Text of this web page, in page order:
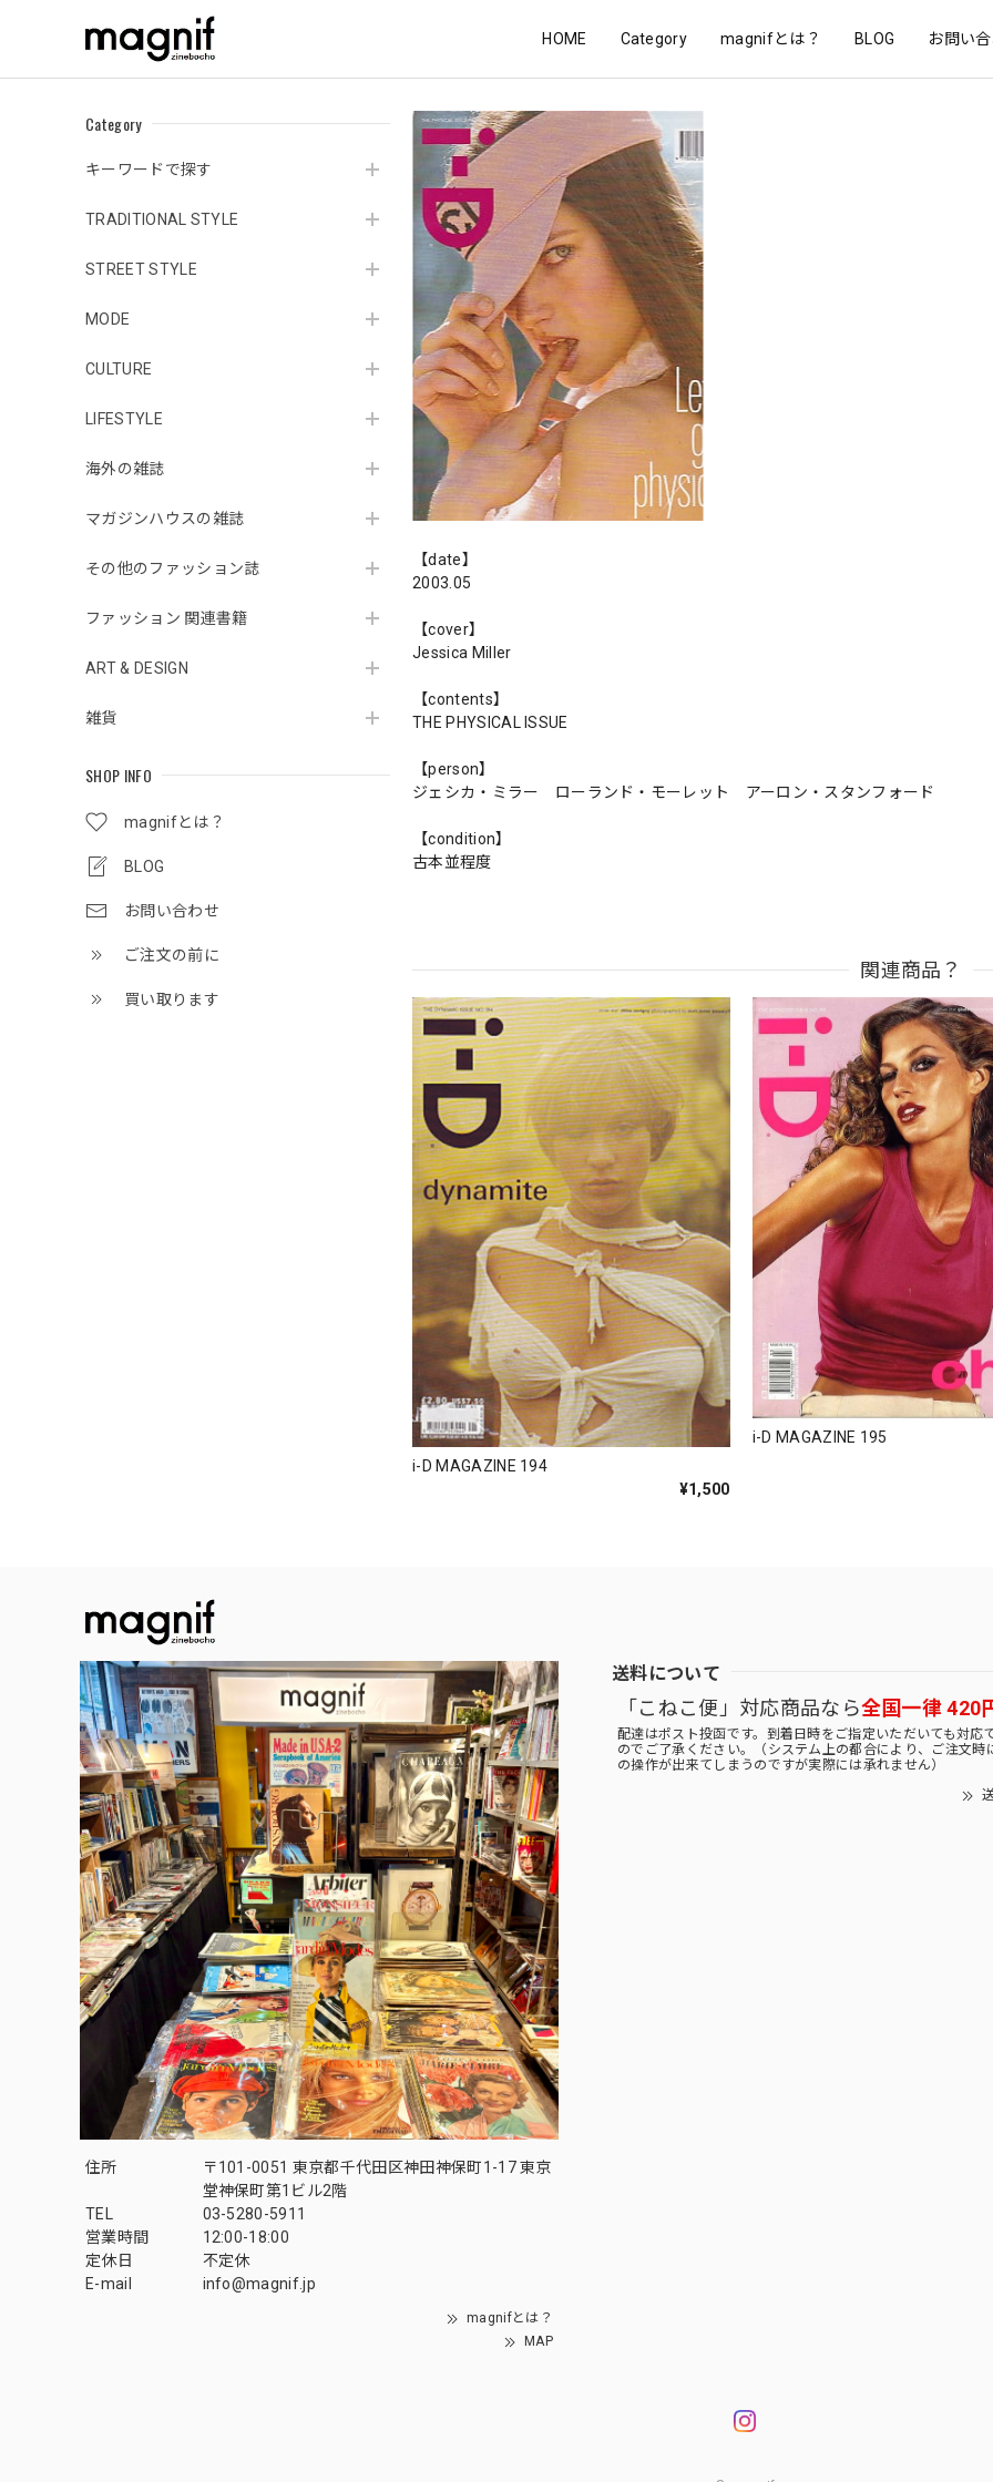
HOME Category magnifとは？ BLOG お問い
Category
キーワードで探す
TRADITIONAL STYLE
STREET STYLE
MODE
CULTURE
LIFESTYLE
海外の雑誌
マガジンハウスの雑誌
その他のファッション誌
ファッション 関連書籍
ART & DESIGN
雑貨
SHOP INFO
magnifとは？
BLOG
お問い合わせ
ご注文の前に
買い取ります
【date】
2003.05
【cover】
Jessica Miller
【contents】
THE PHYSICAL ISSUE
【person】
ジェシカ・ミラー ローランド・モーレット アーロン・スタンフォード
【condition】
古本並程度
関連商品？
i-D MAGAZINE 194
¥1,500
i-D MAGAZINE 195
住所
〒101-0051 東京都千代田区神田神保町1-17 東京
堂神保町第1ビル2階
TEL
03-5280-5911
営業時間
12:00-18:00
定休日
不定休
E-mail
info@magnif.jp
magnifとは？
MAP
送料について
「こねこ便」対応商品なら全国一律 420
配達はポスト投函です。到着日時をご指定いただいても対応
のでご了承ください。（システム上の都合により、ご注文時
の操作が出来てしまうのですが実際には承れません）